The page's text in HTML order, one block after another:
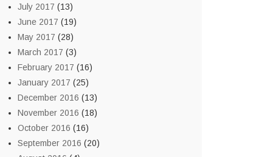
July 2017 (13)
June 2017 (19)
May 2017 (28)
March 2017 (3)
February 2017 (16)
January 2017 (25)
December 2016 (13)
November 2016 (18)
October 2016 (16)
September 2016 (20)